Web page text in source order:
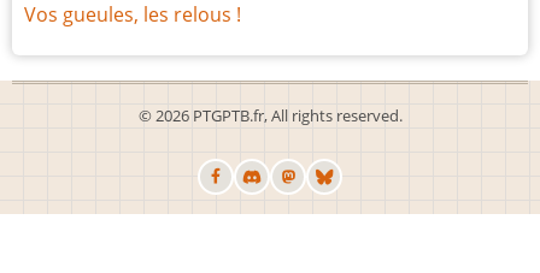
Vos gueules, les relous !
© 2026 PTGPTB.fr, All rights reserved.